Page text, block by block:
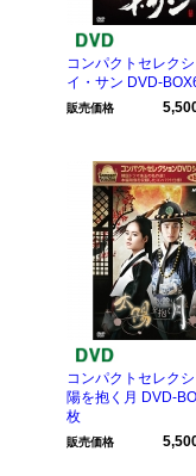
コンパクトセレク
イ・サン DVD-
販売価格
コンパクトセレク
陽を抱く月 DVD-
枚
販売価格